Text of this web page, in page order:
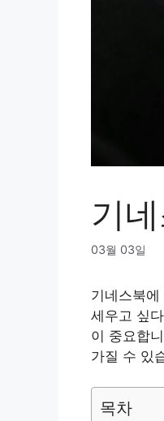
기
03월 03일
기네스북
세우고 싶
이 중요합
가질 수 있
목차